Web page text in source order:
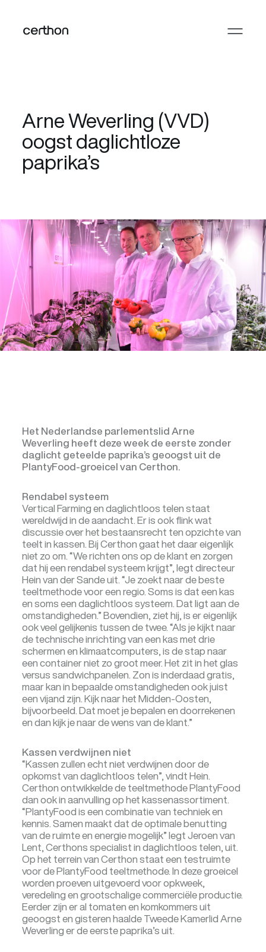
Arne Weverling (VVD)
oogst daglichtloze
paprika’s
Het Nederlandse parlementslid Arne
Weverling heeft deze week de eerste zonder
daglicht geteelde paprika’s geoogst uit de
PlantyFood-groeicel van Certhon.
Rendabel systeem
Vertical Farming en daglichtloos telen staat
wereldwijd in de aandacht. Er is ook flink wat
discussie over het bestaansrecht ten opzichte van
teelt in kassen. Bij Certhon gaat het daar eigenlijk
niet zo om. “We richten ons op de klant en zorgen
dat hij een rendabel systeem krijgt”, legt directeur
Hein van der Sande uit. “Je zoekt naar de beste
teeltmethode voor een regio. Soms is dat een kas
en soms een daglichtloos systeem. Dat ligt aan de
omstandigheden.” Bovendien, ziet hij, is er eigenlijk
ook veel gelijkenis tussen de twee. “Als je kijkt naar
de technische inrichting van een kas met drie
schermen en klimaatcomputers, is de stap naar
een container niet zo groot meer. Het zit in het glas
versus sandwichpanelen. Zon is inderdaad gratis,
maar kan in bepaalde omstandigheden ook juist
een vijand zijn. Kijk naar het Midden-Oosten,
bijvoorbeeld. Dat moet je bepalen en doorrekenen
en dan kijk je naar de wens van de klant.”
Kassen verdwijnen niet
“Kassen zullen echt niet verdwijnen door de
opkomst van daglichtloos telen”, vindt Hein.
Certhon ontwikkelde de teeltmethode PlantyFood
dan ook in aanvulling op het kassenassortiment.
“PlantyFood is een combinatie van techniek en
kennis. Samen maakt dat de optimale benutting
van de ruimte en energie mogelijk” legt Jeroen van
Lent, Certhons specialist in daglichtloos telen, uit.
Op het terrein van Certhon staat een testruimte
voor de PlantyFood teeltmethode. In deze groeicel
worden proeven uitgevoerd voor opkweek,
veredeling en grootschalige commerciële productie.
Eerder zijn er al tomaten en komkommers uit
geoogst en gisteren haalde Tweede Kamerlid Arne
Weverling er de eerste paprika’s uit.